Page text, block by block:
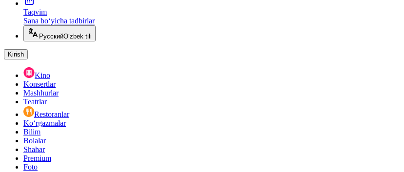
Taqvim
Sana bo‘yicha tadbirlar
РусскийO‘zbek tili
Kirish
Kino
Konsertlar
Mashhurlar
Teatrlar
Restoranlar
Ko‘rgazmalar
Bilim
Bolalar
Shahar
Premium
Foto